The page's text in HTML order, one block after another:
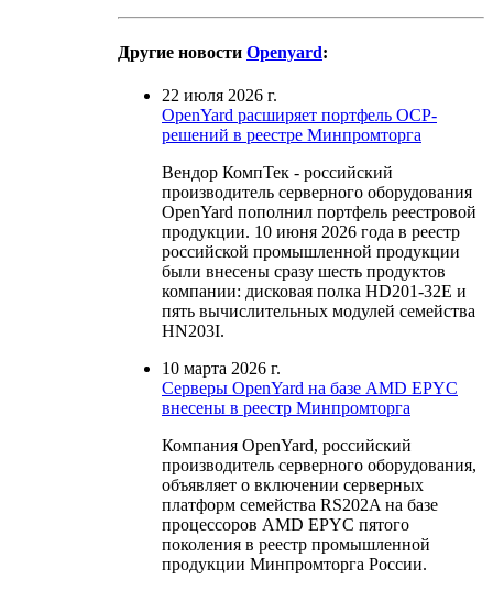
Другие новости Openyard:
22 июля 2026 г.
ОpenYard расширяет портфель OCP-
решений в реестре Минпромторга
Вендор КомпТек - российский
производитель серверного оборудования
OpenYard пополнил портфель реестровой
продукции. 10 июня 2026 года в реестр
российской промышленной продукции
были внесены сразу шесть продуктов
компании: дисковая полка HD201-32E и
пять вычислительных модулей семейства
HN203I.
10 марта 2026 г.
Серверы OpenYard на базе AMD EPYC
внесены в реестр Минпромторга
Компания OpenYard, российский
производитель серверного оборудования,
объявляет о включении серверных
платформ семейства RS202A на базе
процессоров AMD EPYC пятого
поколения в реестр промышленной
продукции Минпромторга России.